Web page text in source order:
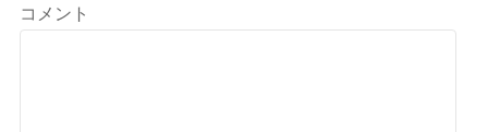
コメント